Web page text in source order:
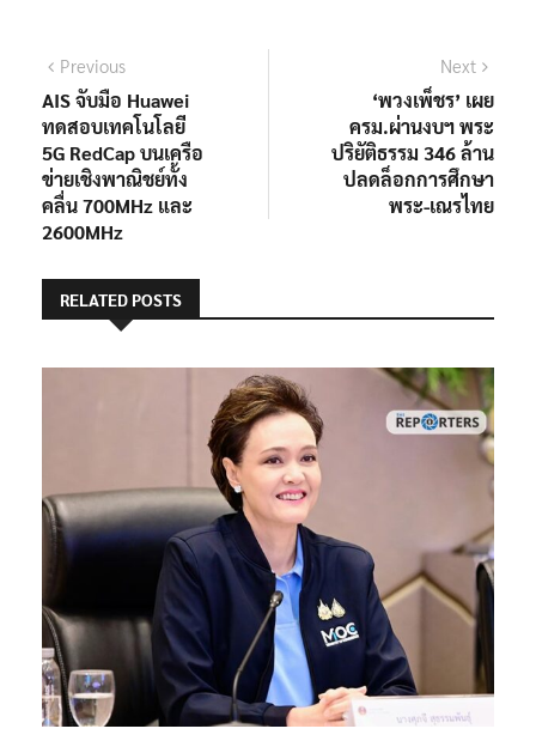
แนะแนว
เรื่อง
PreviousPrevious
post:
AIS จับมือ Huawei
ทดสอบเทคโนโลยี
5G RedCap บนเครือ
ข่ายเชิงพาณิชย์ทั้ง
คลื่น 700MHz และ
2600MHz
Next
post:
‘พวงเพ็ชร’ เผย
ครม.ผ่านงบฯ พระ
ปริยัติธรรม 346 ล้าน
ปลดล็อกการศึกษา
พระ-เณรไทย
RELATED POSTS